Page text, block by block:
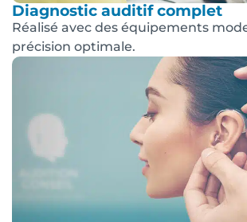
Diagnostic auditif complet
Réalisé avec des équipements
précision optimale.